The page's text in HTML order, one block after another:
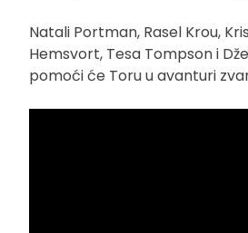
Natali Portman, Rasel Krou,
Hemsvort, Tesa Tompson i
pomoći će Toru u avanturi